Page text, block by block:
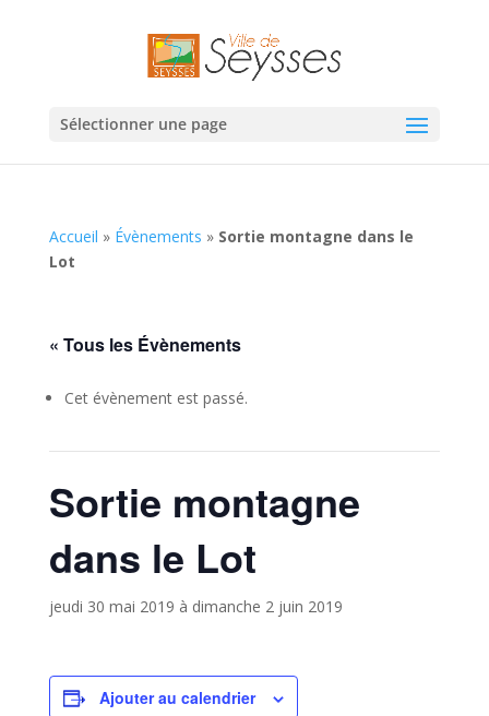
Sélectionner une page
Accueil » Évènements » Sortie montagne dans le
Lot
« Tous les Évènements
Cet évènement est passé.
Sortie montagne
dans le Lot
jeudi 30 mai 2019 à dimanche 2 juin 2019
Ajouter au calendrier